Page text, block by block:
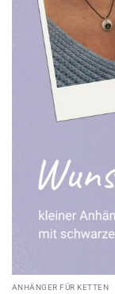
ANHÄNGER FÜR KETTEN